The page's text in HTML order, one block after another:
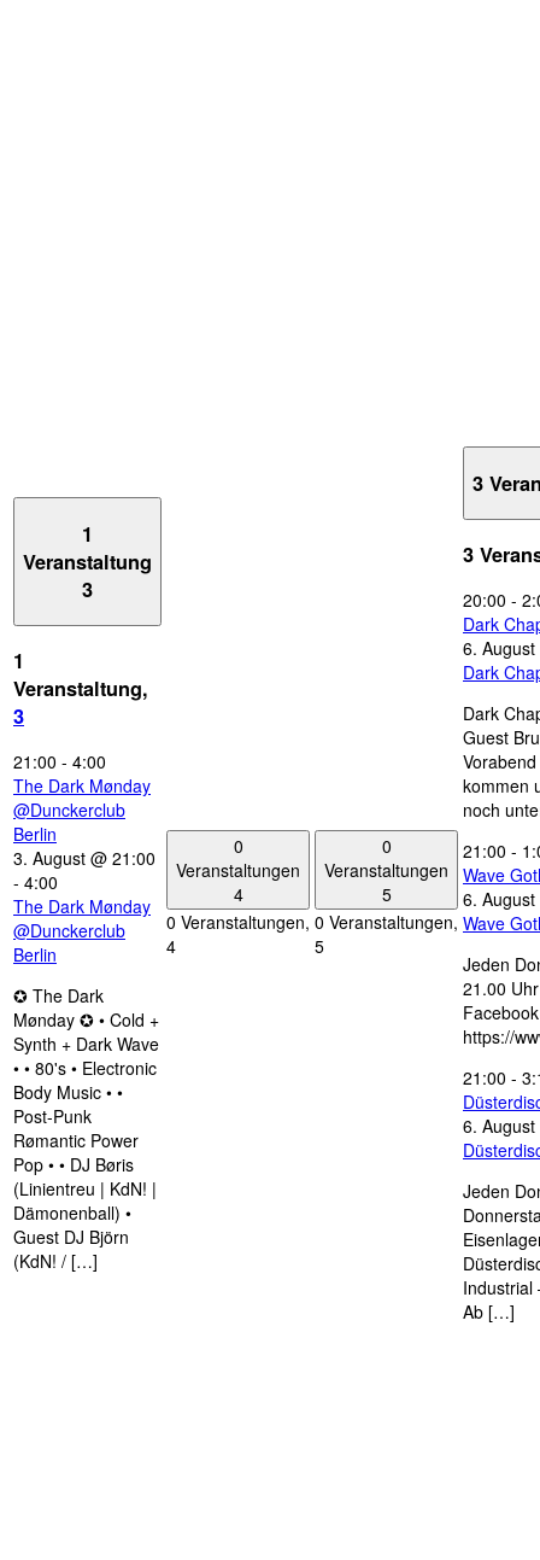
1
Veranstaltung
3
1
Veranstaltung,
3
21:00 - 4:00
The Dark Mønday
@Dunckerclub
Berlin
3. August @ 21:00
- 4:00
The Dark Mønday
@Dunckerclub
Berlin
✪ The Dark
Mønday ✪ • Cold +
Synth + Dark Wave
• • 80's • Electronic
Body Music • •
Post-Punk
Rømantic Power
Pop • • DJ Børis
(Linientreu | KdN! |
Dämonenball) •
Guest DJ Björn
(KdN! / […]
0
Veranstaltungen
4
0 Veranstaltungen,
4
0
Veranstaltungen
5
0 Veranstaltungen,
5
3
3
20:00 -
Dark
6.
Dark
Dark
Guest
kommen
noch
21:00 -
Wave
6.
Wave
Jeden
21.00
https://
21:00 -
6.
Jeden
Industrial
Ab […]